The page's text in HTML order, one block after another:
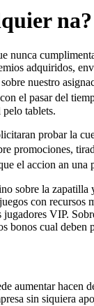
nunca
adquiridos,
nuestro
el pasar del
tablets.
probar la
promociones,
el accion an
sobre la
con
VIP.
bonos cual deben
aumentar
sin siquiera